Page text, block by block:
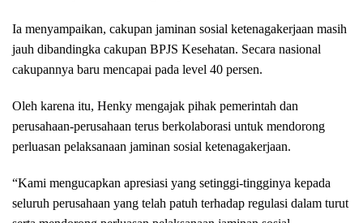
Ia menyampaikan, cakupan jaminan sosial ketenagakerjaan masih
jauh dibandingka cakupan BPJS Kesehatan. Secara nasional
cakupannya baru mencapai pada level 40 persen.
Oleh karena itu, Henky mengajak pihak pemerintah dan
perusahaan-perusahaan terus berkolaborasi untuk mendorong
perluasan pelaksanaan jaminan sosial ketenagakerjaan.
“Kami mengucapkan apresiasi yang setinggi-tingginya kepada
seluruh perusahaan yang telah patuh terhadap regulasi dalam turut